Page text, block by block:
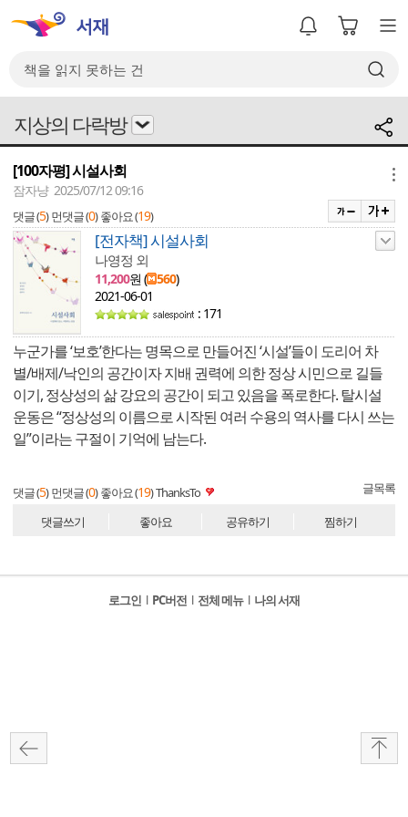
지상의 다락방
[100자평] 시설사회
잠자냥 2025/07/12 09:16
댓글 (5) 먼댓글 (0) 좋아요 (19)
[전자책] 시설사회
나영정 외
11,200원 ( 560)
2021-06-01
: 171
누군가를 ‘보호’한다는 명목으로 만들어진 ‘시설’들이 도리어 차
별/배제/낙인의 공간이자 지배 권력에 의한 정상 시민으로 길들
이기, 정상성의 삶 강요의 공간이 되고 있음을 폭로한다. 탈시설
운동은 “정상성의 이름으로 시작된 여러 수용의 역사를 다시 쓰는
일”이라는 구절이 기억에 남는다.
댓글 (5) 먼댓글 (0) 좋아요 (19)ThanksTo 글목록
댓글쓰기 좋아요 공유하기 찜하기
로그인 l PC버전 l 전체 메뉴 l 나의 서재